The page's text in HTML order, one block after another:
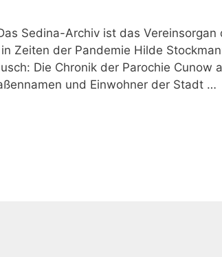
Sedina-Archiv ist das Vereinsorgan
Zeiten der Pandemie Hilde
Die Chronik der Parochie Cunow
und Einwohner der Stadt …